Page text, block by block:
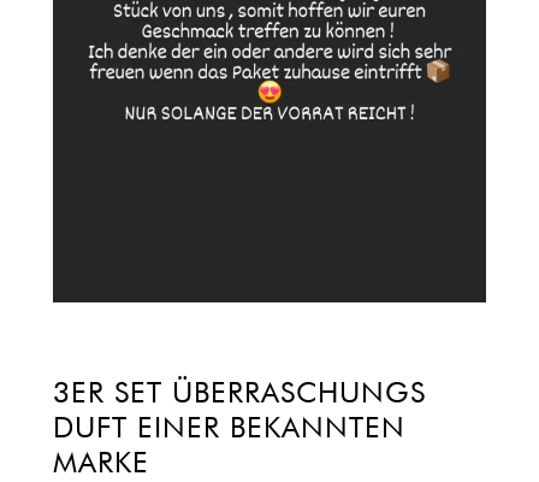
3ER SET ÜBERRASCHUNGS
DUFT EINER BEKANNTEN
MARKE